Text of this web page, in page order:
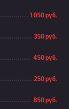
1 050 руб.
350 руб.
450 руб.
250 руб.
850 руб.